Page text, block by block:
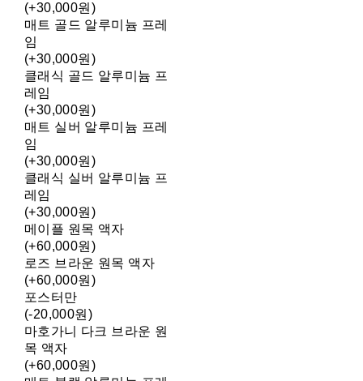
(+30,000원)
매트 골드 알루미늄 프레
임
(+30,000원)
클래식 골드 알루미늄 프
레임
(+30,000원)
매트 실버 알루미늄 프레
임
(+30,000원)
클래식 실버 알루미늄 프
레임
(+30,000원)
메이플 원목 액자
(+60,000원)
로즈 브라운 원목 액자
(+60,000원)
포스터만
(-20,000원)
마호가니 다크 브라운 원
목 액자
(+60,000원)